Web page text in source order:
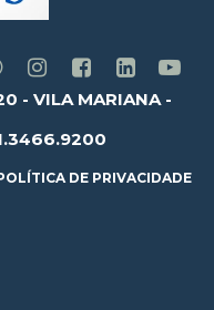
- VILA MARIANA -
DE PRIVACIDADE